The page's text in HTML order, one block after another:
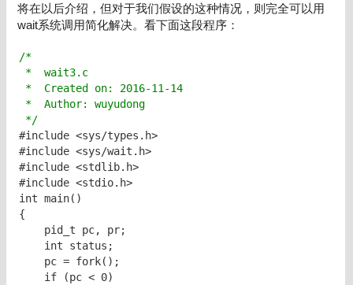
将在以后介绍，但对于我们假设的这种情况，则完全可以用
wait系统调用简化解决。看下面这段程序：
/*
*  wait3.c
*  Created on: 2016-11-14
*  Author: wuyudong
*/
#include <sys/types.h>
#include <sys/wait.h>
#include <stdlib.h>
#include <stdio.h>
int main()
{
pid_t pc, pr;
int status;
pc = fork();
if (pc < 0)